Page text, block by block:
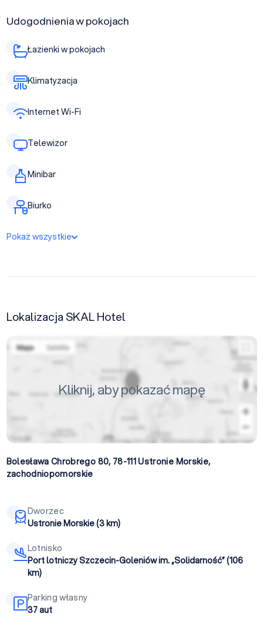
Udogodnienia w pokojach
Łazienki w pokojach
Klimatyzacja
Internet Wi-Fi
Telewizor
Minibar
Biurko
Pokaż wszystkie
Lokalizacja SKAL Hotel
Kliknij, aby pokazać mapę
Bolesława Chrobrego 80, 78-111Ustronie Morskie,
zachodniopomorskie
Dworzec
Ustronie Morskie (3 km)
Lotnisko
Port lotniczy Szczecin-Goleniów im. „Solidarność” (106
km)
Parking własny
37 aut